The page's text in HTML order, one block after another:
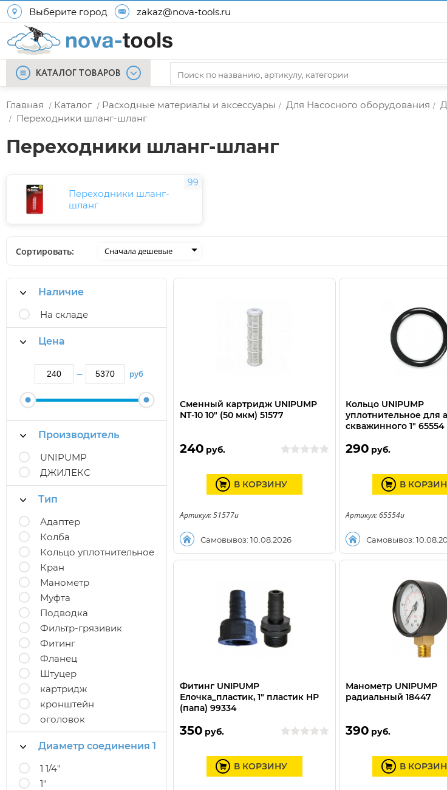
Выберите город zakaz@nova-tools.ru
КАТАЛОГ ТОВАРОВ
Главная / Каталог / Расходные материалы и аксессуары / Для Насосного оборудования /
/ Переходники шланг-шланг
Переходники шланг-шланг
Переходники шланг-
шланг
99
Сортировать: Сначала дешевые
Наличие
На складе
Цена
— руб
Производитель
UNIPUMP
ДЖИЛЕКС
Тип
Адаптер
Колба
Кольцо уплотнительное
Кран
Манометр
Муфта
Подводка
Фильтр-грязивик
Фитинг
Фланец
Штуцер
картридж
кронштейн
оголовок
Диаметр соединения 1
1 1/4"
1"
Сменный картридж UNIPUMP
NT-10 10" (50 мкм) 51577
240 руб.
Самовывоз: 10.08.2026
В КОРЗИНУ
Артикул: 51577u
Кольцо UNIPUMP
уплотнительное для
скважинного 1" 65554
290 руб.
Самовывоз:
В
Артикул: 65554u
Фитинг UNIPUMP
Елочка_пластик, 1" пластик HР
(папа) 99334
350 руб.
В КОРЗИНУ
Манометр UNIPUMP
радиальный 18447
390 руб.
В